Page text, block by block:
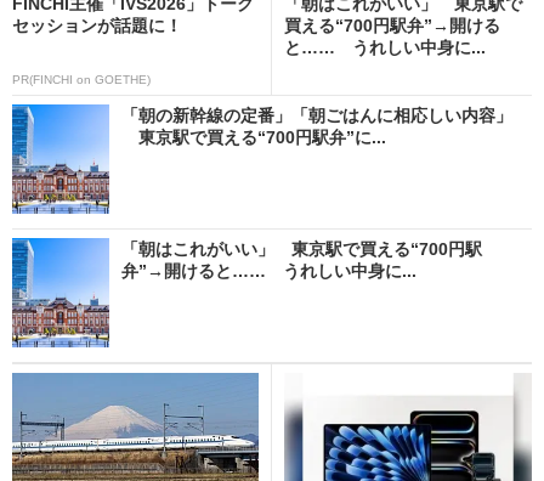
セッションが話題に！
PR(FINCHI on GOETHE)
買える“700円駅弁”→開ける
と…… うれしい中身に...
「朝の新幹線の定番」「朝ごはんに相応しい内容」
東京駅で買える“700円駅弁”に...
「朝はこれがいい」 東京駅で買える“700円駅
弁”→開けると…… うれしい中身に...